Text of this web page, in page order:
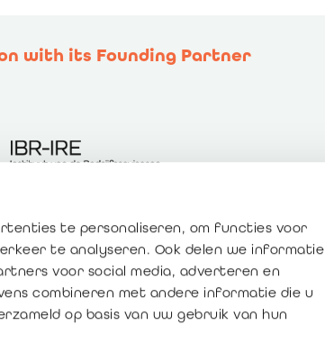
te personaliseren, om functies voor
te analyseren. Ook delen we informatie
voor social media, adverteren en
combineren met andere informatie die u
op basis van uw gebruik van hun
with its Founding Partner